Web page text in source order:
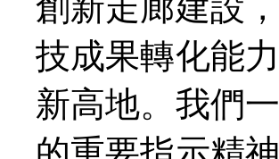
技成果轉化能
新高地。我們